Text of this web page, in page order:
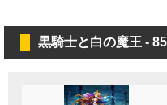
黒騎士と白の魔王 -